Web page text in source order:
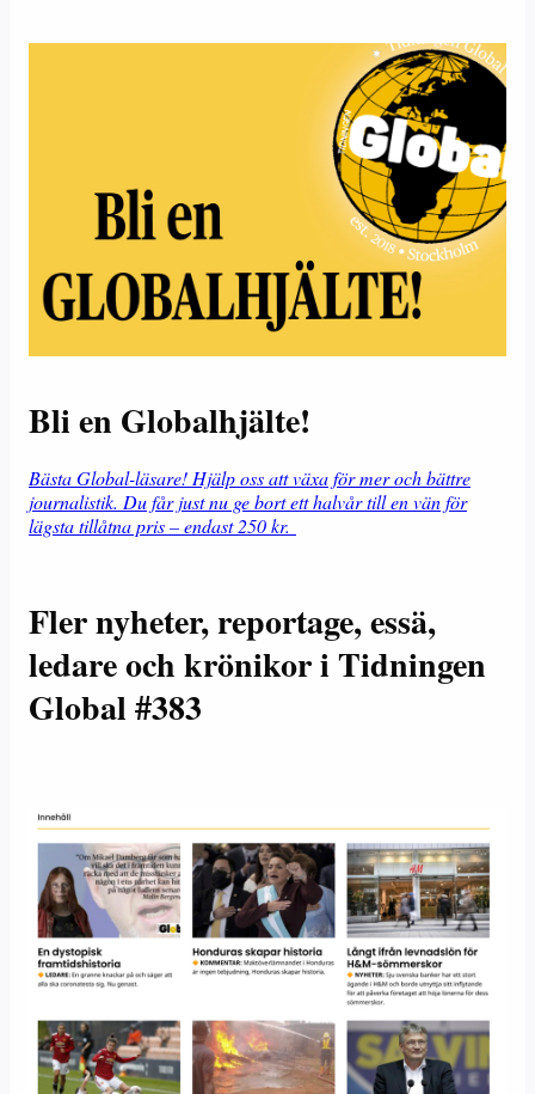
Bli en Globalhjälte!
Bästa Global-läsare! Hjälp oss att växa för mer och bättre
journalistik. Du får just nu ge bort ett halvår till en vän för
lägsta tillåtna pris – endast 250 kr.
Fler nyheter, reportage, essä,
ledare och krönikor i Tidningen
Global #383